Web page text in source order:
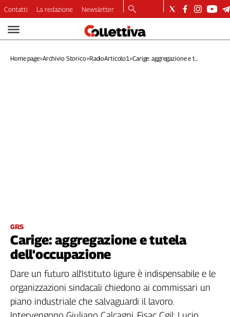
Video
Dirette
Filcams
Filctem
Filt
Fiom
Fisac
Contatti La redazione Newsletter
Home page>Archivio Storico>RadioArticolo1>Carige: aggregazione e t...
GRS
Carige: aggregazione e tutela
dell'occupazione
Dare un futuro all'Istituto ligure è indispensabile e le
organizzazioni sindacali chiedono ai commissari un
piano industriale che salvaguardi il lavoro.